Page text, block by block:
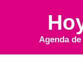
Agenda